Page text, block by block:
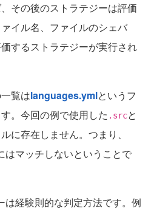
その後のストラテジーは評価
イル名、ファイルのシェバ
するストラテジーが実行され
覧はlanguages.ymlというフ
。今回の例で使用した .srcと
に存在しません。つまり、
はマッチしないということで
経験則的な判定方法です。例